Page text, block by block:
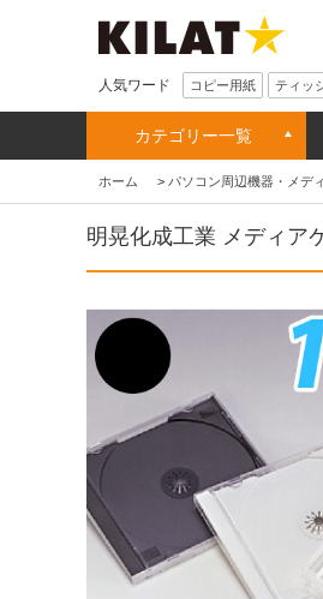
人気ワード コピー用紙 ティッ
カテゴリー一覧
ホーム > パソコン周辺機器・メデ
明晃化成工業 メディア